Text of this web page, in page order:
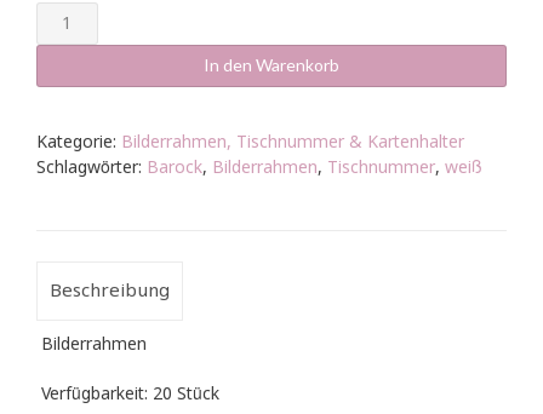
Bilderrahmen
Tischnummer
Barock
In den Warenkorb
Kategorie: Bilderrahmen, Tischnummer & Kartenhalter
Schlagwörter: Barock, Bilderrahmen, Tischnummer, weiß
Beschreibung
Bilderrahmen
Verfügbarkeit: 20 Stück